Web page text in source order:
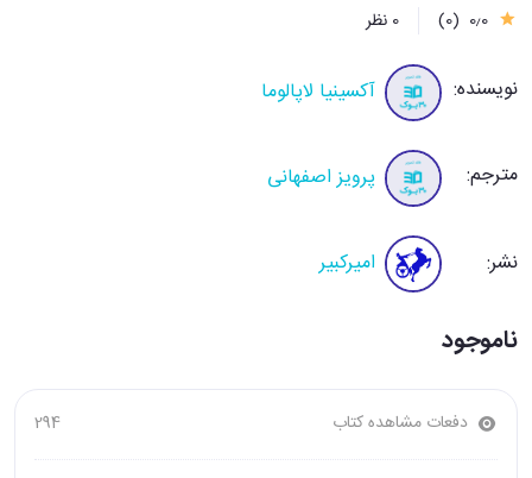
0٫0 (0) 0 نظر
نویسنده: آکسینیا لاپالوما
مترجم: پرویز اصفهانی
نشر: امیرکبیر
ناموجود
دفعات مشاهده کتاب 294